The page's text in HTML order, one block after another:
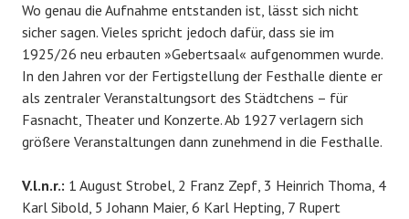
Wo genau die Aufnahme entstanden ist, lässt sich nicht
sicher sagen. Vieles spricht jedoch dafür, dass sie im
1925/26 neu erbauten »Gebertsaal« aufgenommen wurde.
In den Jahren vor der Fertigstellung der Festhalle diente er
als zentraler Veranstaltungsort des Städtchens – für
Fasnacht, Theater und Konzerte. Ab 1927 verlagern sich
größere Veranstaltungen dann zunehmend in die Festhalle.
V.l.n.r.: 1 August Strobel, 2 Franz Zepf, 3 Heinrich Thoma, 4
Karl Sibold, 5 Johann Maier, 6 Karl Hepting, 7 Rupert